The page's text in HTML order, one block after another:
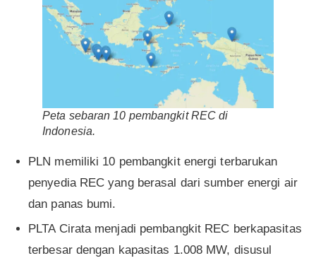
Peta sebaran 10 pembangkit REC di
Indonesia.
PLN memiliki 10 pembangkit energi terbarukan
penyedia REC yang berasal dari sumber energi air
dan panas bumi.
PLTA Cirata menjadi pembangkit REC berkapasitas
terbesar dengan kapasitas 1.008 MW, disusul